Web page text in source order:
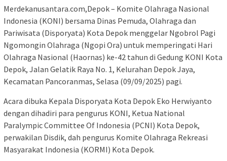
Merdekanusantara.com,Depok – Komite Olahraga Nasional
Indonesia (KONI) bersama Dinas Pemuda, Olahraga dan
Pariwisata (Disporyata) Kota Depok menggelar Ngobrol Pagi
Ngomongin Olahraga (Ngopi Ora) untuk memperingati Hari
Olahraga Nasional (Haornas) ke-42 tahun di Gedung KONI Kota
Depok, Jalan Gelatik Raya No. 1, Kelurahan Depok Jaya,
Kecamatan Pancoranmas, Selasa (09/09/2025) pagi.
Acara dibuka Kepala Disporyata Kota Depok Eko Herwiyanto
dengan dihadiri para pengurus KONI, Ketua National
Paralympic Committee Of Indonesia (PCNI) Kota Depok,
perwakilan Disdik, dah pengurus Komite Olahraga Rekreasi
Masyarakat Indonesia (KORMI) Kota Depok.